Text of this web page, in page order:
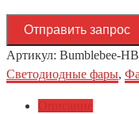
Отправить запрос
Артикул: Bumblebee-HB
Светодиодные фары,
Описание